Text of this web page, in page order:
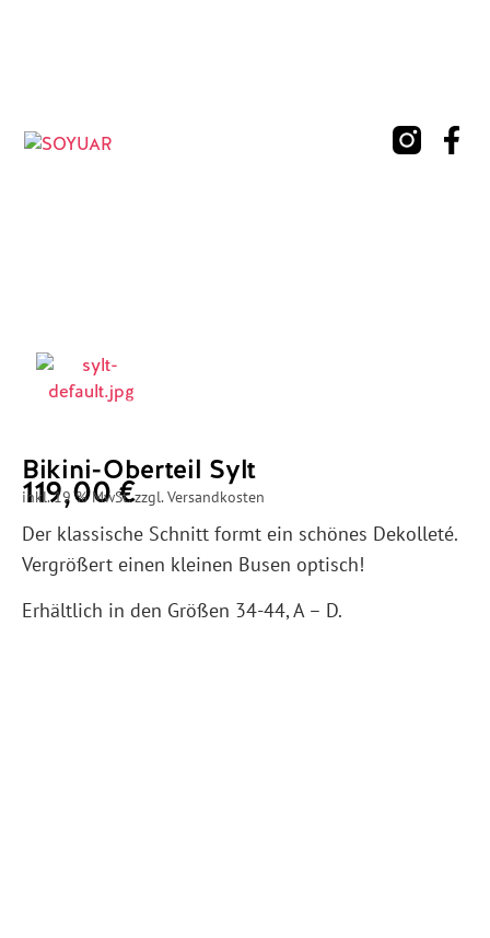
Bikini-Oberteil Sylt
119,00€
inkl. 19 % MwSt. zzgl. Versandkosten
Der klassische Schnitt formt ein schönes Dekolleté.
Vergrößert einen kleinen Busen optisch!
Erhältlich in den Größen 34-44, A – D.